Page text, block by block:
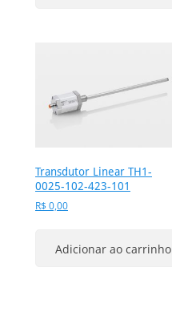
Transdutor Linear TH1-
0025-102-423-101
R$ 0,00
Adicionar ao carrinho